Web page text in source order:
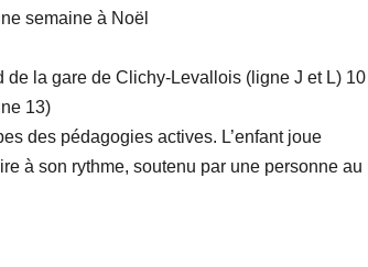
semaine à Noël
la gare de Clichy-Levallois (ligne J et L) 10
13)
des pédagogies actives. L’enfant joue
à son rythme, soutenu par une personne au